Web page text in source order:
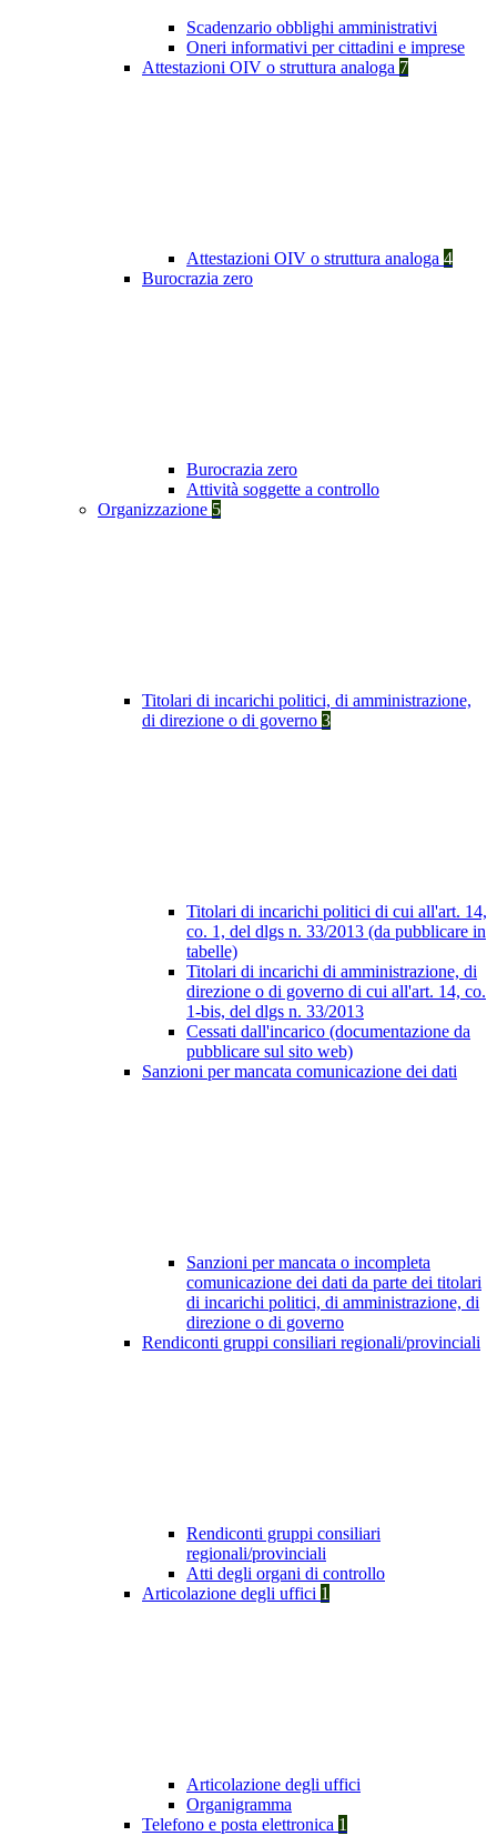
Scadenzario obblighi amministrativi
Oneri informativi per cittadini e imprese
Attestazioni OIV o struttura analoga 7
Attestazioni OIV o struttura analoga 4
Burocrazia zero
Burocrazia zero
Attività soggette a controllo
Organizzazione 5
Titolari di incarichi politici, di amministrazione,
di direzione o di governo 3
Titolari di incarichi politici di cui all'art. 14,
co. 1, del dlgs n. 33/2013 (da pubblicare in
tabelle)
Titolari di incarichi di amministrazione, di
direzione o di governo di cui all'art. 14, co.
1-bis, del dlgs n. 33/2013
Cessati dall'incarico (documentazione da
pubblicare sul sito web)
Sanzioni per mancata comunicazione dei dati
Sanzioni per mancata o incompleta
comunicazione dei dati da parte dei titolari
di incarichi politici, di amministrazione, di
direzione o di governo
Rendiconti gruppi consiliari regionali/provinciali
Rendiconti gruppi consiliari
regionali/provinciali
Atti degli organi di controllo
Articolazione degli uffici 1
Articolazione degli uffici
Organigramma
Telefono e posta elettronica 1